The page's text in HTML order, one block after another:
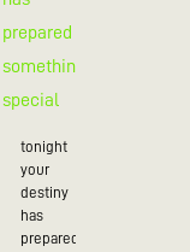
tonight
your
destiny
has
prepared